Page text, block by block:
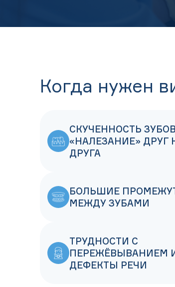
Когда нужен
СКУЧЕННОСТЬ
«НАЛЕЗАНИЕ» ДРУГ
ДРУГА
БОЛЬШИЕ
МЕЖДУ ЗУБАМИ
ТРУДНОСТИ С
ПЕРЕЖЁВЫВАНИЕМ
ДЕФЕКТЫ РЕЧИ